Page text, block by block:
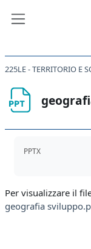
PPTX
Per visualizzare il
geografia